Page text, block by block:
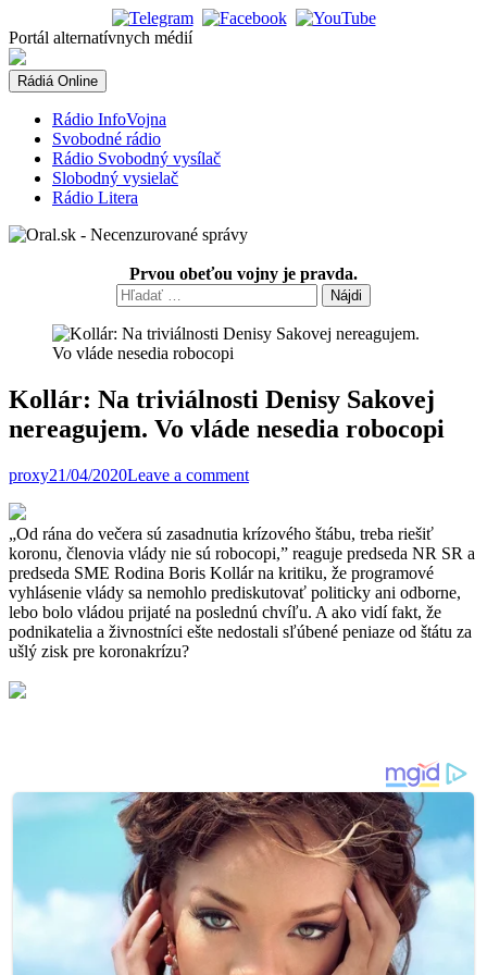
to
content
Portál alternatívnych médií
Rádiá Online
Rádio InfoVojna
Svobodné rádio
Rádio Svobodný vysílač
Slobodný vysielač
Rádio Litera
Prvou obeťou vojny je pravda.
Hľadať:
Kollár: Na triviálnosti Denisy Sakovej
nereagujem. Vo vláde nesedia robocopi
proxy21/04/2020Leave a comment
„Od rána do večera sú zasadnutia krízového štábu, treba riešiť
koronu, členovia vlády nie sú robocopi,” reaguje predseda NR SR a
predseda SME Rodina Boris Kollár na kritiku, že programové
vyhlásenie vlády sa nemohlo prediskutovať politicky ani odborne,
lebo bolo vládou prijaté na poslednú chvíľu. A ako vidí fakt, že
podnikatelia a živnostníci ešte nedostali sľúbené peniaze od štátu za
ušlý zisk pre koronakrízu?